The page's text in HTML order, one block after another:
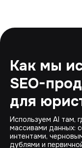
Как мы
SEO-
для
Используем AI там,
массивами данных:
интентами,
дублями и